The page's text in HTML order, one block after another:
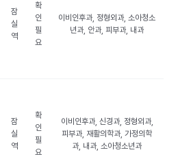
잠
실
역
확
인
필
요
이비인후과, 정형외과, 소아청소
년과, 안과, 피부과, 내과
잠
실
역
확
인
필
요
이비인후과, 신경과, 정형외과,
피부과, 재활의학과, 가정의학
과, 내과, 소아청소년과